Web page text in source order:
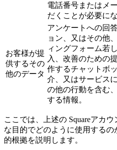
電話番号またはメ
だくことが必要に
お客様が提
供するその
他のデータ
アンケートへの回
ョン、又はその他
ィングフォーム若
入、改善のための
作するチャットボ
介、又はサービス
の他の行動を含む
する情報。
ここでは、上述の Squareアカ
な目的でどのように使用する
的根拠を説明します。